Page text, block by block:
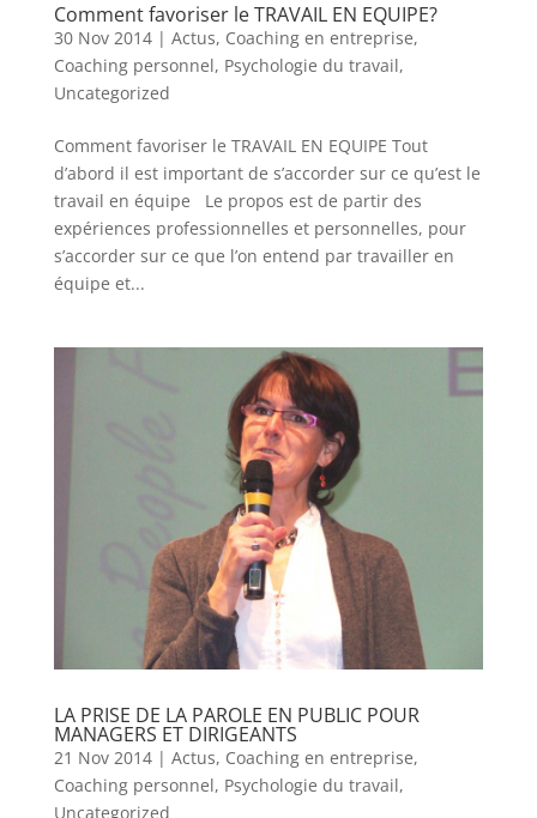
Comment favoriser le TRAVAIL EN EQUIPE?
30 Nov 2014| Actus, Coaching en entreprise,
Coaching personnel, Psychologie du travail,
Uncategorized
Comment favoriser le TRAVAIL EN EQUIPE Tout
d’abord il est important de s’accorder sur ce qu’est le
travail en équipe Le propos est de partir des
expériences professionnelles et personnelles, pour
s’accorder sur ce que l’on entend par travailler en
équipe et...
LA PRISE DE LA PAROLE EN PUBLIC POUR
MANAGERS ET DIRIGEANTS
21 Nov 2014| Actus, Coaching en entreprise,
Coaching personnel, Psychologie du travail,
Uncategorized